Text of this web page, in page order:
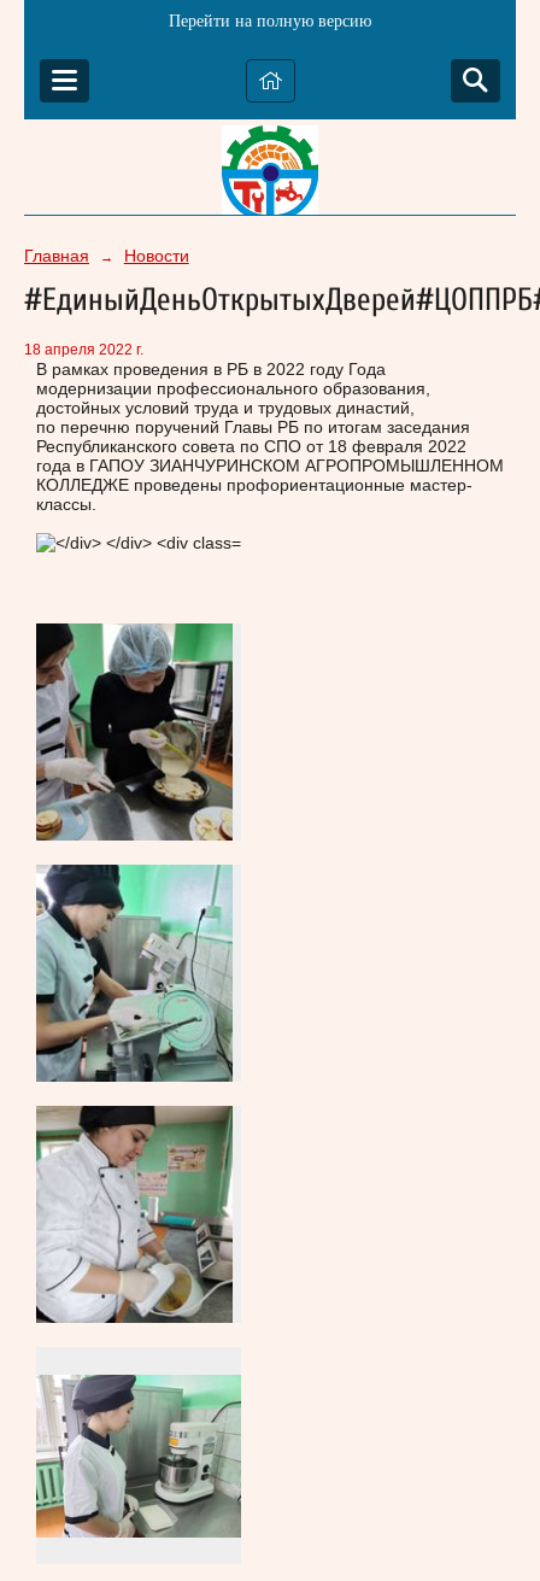
Перейти на полную версию
Главная → Новости
18 апреля 2022 г.
В рамках проведения в РБ в 2022 году Года
модернизации профессионального образования,
достойных условий труда и трудовых династий,
по перечню поручений Главы РБ по итогам заседания
Республиканского совета по СПО от 18 февраля 2022
года в ГАПОУ ЗИАНЧУРИНСКОМ АГРОПРОМЫШЛЕННОМ
КОЛЛЕДЖЕ проведены профориентационные мастер-
классы.